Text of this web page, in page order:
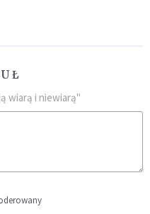
wiarą i niewiarą"